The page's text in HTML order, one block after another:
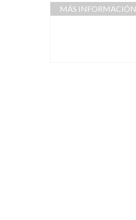
MÁS INFORMACIÓN